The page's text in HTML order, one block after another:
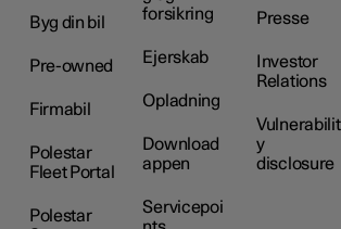
Byg din bil
Pre-owned
Firmabil
Polestar
Fleet Portal
Polestar
forsikring
Ejerskab
Opladning
Download
appen
Servicepoi
Presse
Investor
Relations
Vulnerabilit
y
disclosure